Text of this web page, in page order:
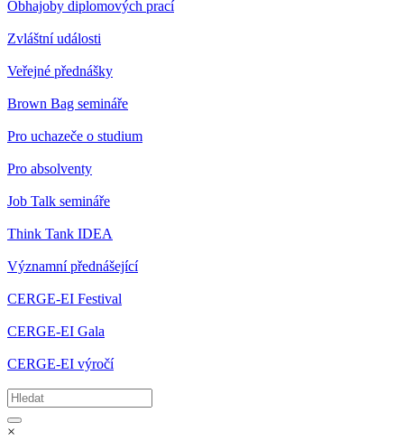
Obhajoby diplomových prací
Zvláštní události
Veřejné přednášky
Brown Bag semináře
Pro uchazeče o studium
Pro absolventy
Job Talk semináře
Think Tank IDEA
Významní přednášející
CERGE-EI Festival
CERGE-EI Gala
CERGE-EI výročí
×